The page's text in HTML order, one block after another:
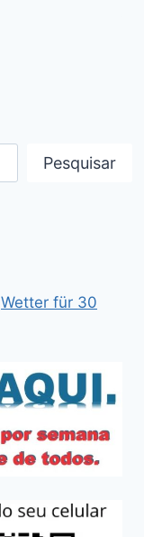
Pesquisar
Wetter für 30